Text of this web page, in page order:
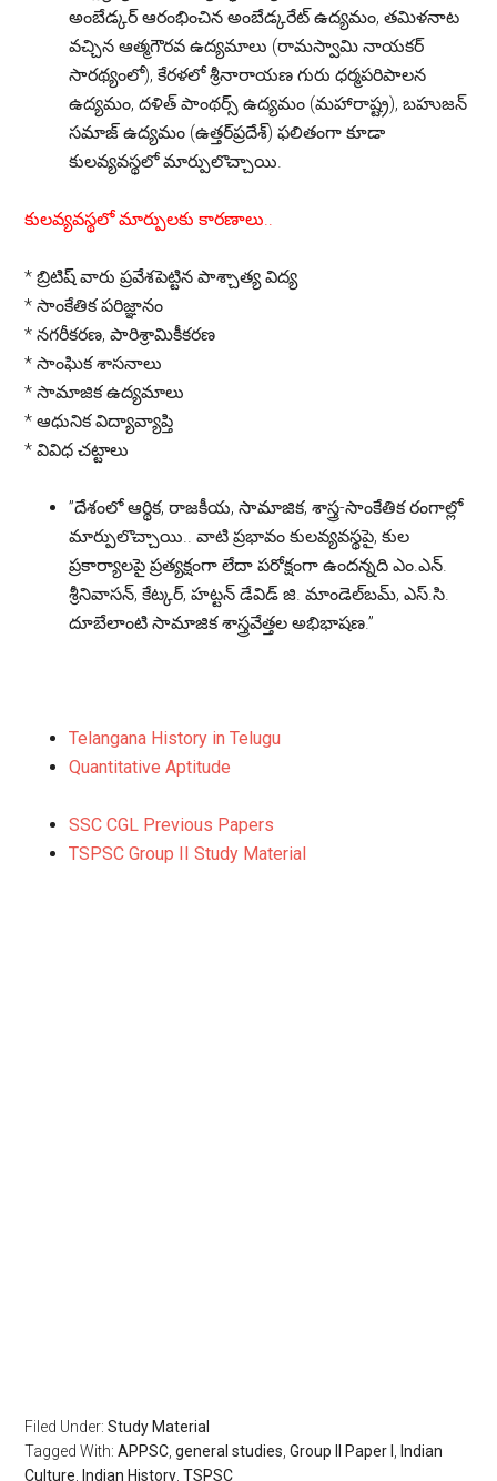
అంబేడ్కర్ ఆరంభించిన అంబేడ్కరేట్ ఉద్యమం, తమిళనాట
వచ్చిన ఆత్మగౌరవ ఉద్యమాలు (రామస్వామి నాయకర్
సారథ్యంలో), కేరళలో శ్రీనారాయణ గురు ధర్మపరిపాలన
ఉద్యమం, దళిత్ పాంథర్స్ ఉద్యమం (మహారాష్ట్ర), బహుజన్
సమాజ్ ఉద్యమం (ఉత్తర్‌ప్రదేశ్) ఫలితంగా కూడా
కులవ్యవస్థలో మార్పులొచ్చాయి.
కులవ్యవస్థలో మార్పులకు కారణాలు..
* బ్రిటిష్ వారు ప్రవేశపెట్టిన పాశ్చాత్య విద్య
* సాంకేతిక పరిజ్ఞానం
* నగరీకరణ, పారిశ్రామికీకరణ
* సాంఘిక శాసనాలు
* సామాజిక ఉద్యమాలు
* ఆధునిక విద్యావ్యాప్తి
* వివిధ చట్టాలు
”దేశంలో ఆర్థిక, రాజకీయ, సామాజిక, శాస్త్ర-సాంకేతిక రంగాల్లో
మార్పులొచ్చాయి.. వాటి ప్రభావం కులవ్యవస్థపై, కుల
ప్రకార్యాలపై ప్రత్యక్షంగా లేదా పరోక్షంగా ఉందన్నది ఎం.ఎన్.
శ్రీనివాసన్, కేట్కర్, హట్టన్ డేవిడ్ జి. మాండెల్‌బమ్, ఎస్.సి.
దూబేలాంటి సామాజిక శాస్త్రవేత్తల అభిభాషణ.”
Telangana History in Telugu
Quantitative Aptitude
SSC CGL Previous Papers
TSPSC Group II Study Material
Filed Under:Study Material
Tagged With:APPSC ,general studies ,Group II Paper I
Indian
Culture
Indian History ,TSPSC